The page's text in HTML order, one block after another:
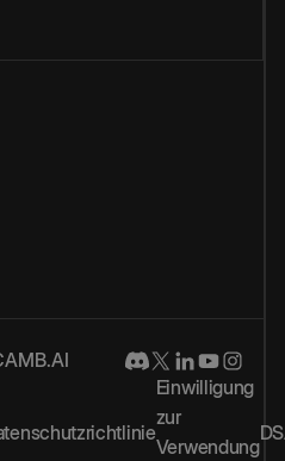
Einwilligung
zur
Verwendung